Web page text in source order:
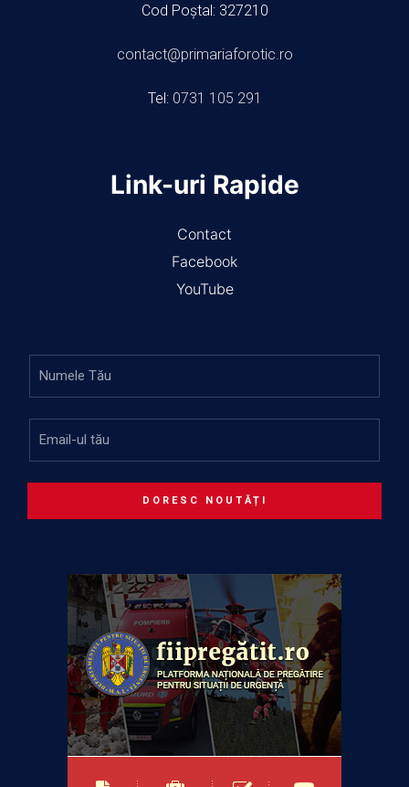
Cod Poștal: 327210
contact@primariaforotic.ro
Tel: 0731 105 291
Link-uri Rapide
Contact
Facebook
YouTube
DORESC NOUTĂȚI